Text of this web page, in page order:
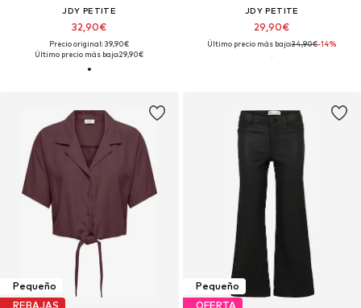
JDY PETITE
32,90€
Precio original: 39,90€
Último precio más bajo:29,90€
JDY PETITE
29,90€
Último precio más bajo:34,90€-14%
Pequeño
REBAJAS
Pequeño
OFERTA